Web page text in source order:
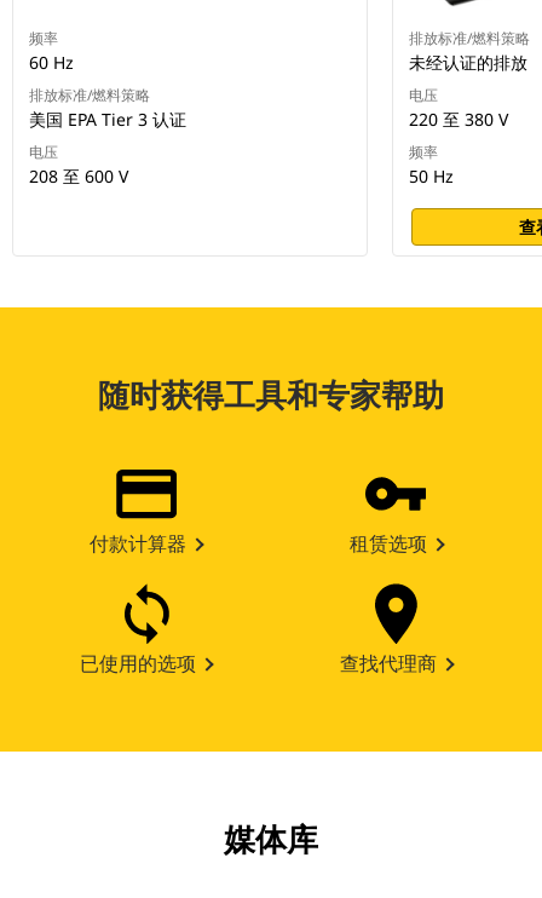
频率
60 Hz
排放标准/燃料策略
美国 EPA Tier 3 认证
电压
208 至 600 V
排放标准/燃料策略
未经认证的排放
电压
220 至 380 V
频率
50 Hz
查
随时获得工具和专家帮助
付款计算器 租赁选项
已使用的选项 查找代理商
媒体库